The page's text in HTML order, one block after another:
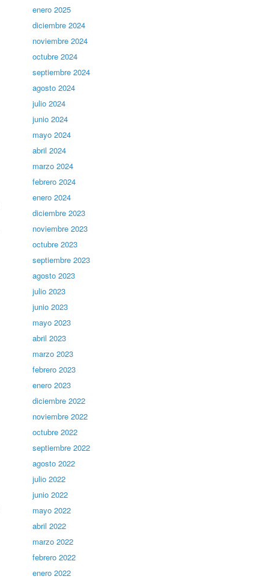
enero 2025
diciembre 2024
noviembre 2024
octubre 2024
septiembre 2024
agosto 2024
julio 2024
junio 2024
mayo 2024
abril 2024
marzo 2024
febrero 2024
enero 2024
diciembre 2023
noviembre 2023
octubre 2023
septiembre 2023
agosto 2023
julio 2023
junio 2023
mayo 2023
abril 2023
marzo 2023
febrero 2023
enero 2023
diciembre 2022
noviembre 2022
octubre 2022
septiembre 2022
agosto 2022
julio 2022
junio 2022
mayo 2022
abril 2022
marzo 2022
febrero 2022
enero 2022